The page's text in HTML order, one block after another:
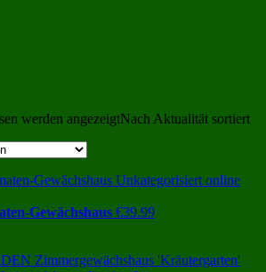
werden angezeigtNach Aktualität sortiert
Gewächshaus €39.99